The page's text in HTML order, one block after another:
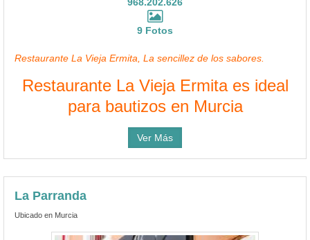
9 Fotos
Restaurante La Vieja Ermita, La sencillez de los sabores.
Restaurante La Vieja Ermita es ideal
para bautizos en Murcia
Ver Más
La Parranda
Ubicado en Murcia